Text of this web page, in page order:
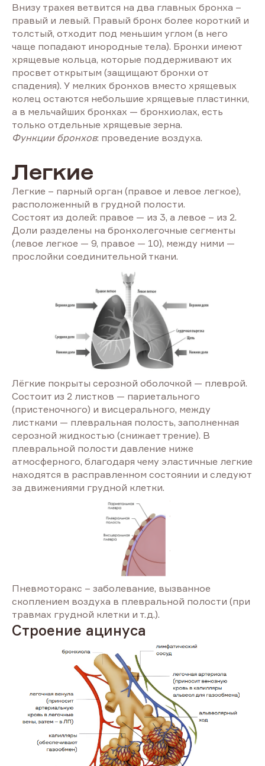
Внизу трахея ветвится на два главных бронха –
правый и левый. Правый бронх более короткий и
толстый, отходит под меньшим углом (в него
чаще попадают инородные тела). Бронхи имеют
хрящевые кольца, которые поддерживают их
просвет открытым (защищают бронхи от
спадения). У мелких бронхов вместо хрящевых
колец остаются небольшие хрящевые пластинки,
а в мельчайших бронхах — бронхиолах, есть
только отдельные хрящевые зерна.
Функции бронхов: проведение воздуха.
Легкие
Легкие – парный орган (правое и левое легкое),
расположенный в грудной полости.
Состоят из долей: правое — из 3, а левое – из 2.
Доли разделены на бронхолегочные сегменты
(левое легкое — 9, правое — 10), между ними —
прослойки соединительной ткани.
Лёгкие покрыты серозной оболочкой — плеврой.
Состоит из 2 листков — париетального
(пристеночного) и висцерального, между
листками — плевральная полость, заполненная
серозной жидкостью (снижает трение). В
плевральной полости давление ниже
атмосферного, благодаря чему эластичные легкие
находятся в расправленном состоянии и следуют
за движениями грудной клетки.
Пневмоторакс – заболевание, вызванное
скоплением воздуха в плевральной полости (при
травмах грудной клетки и т.д.).
Строение ацинуса